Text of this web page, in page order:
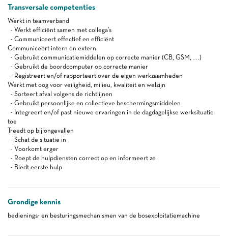
Transversale competenties
Werkt in teamverband
- Werkt efficiënt samen met collega's
- Communiceert effectief en efficiënt
Communiceert intern en extern
- Gebruikt communicatiemiddelen op correcte manier (CB, GSM, …)
- Gebruikt de boordcomputer op correcte manier
- Registreert en/of rapporteert over de eigen werkzaamheden
Werkt met oog voor veiligheid, milieu, kwaliteit en welzijn
- Sorteert afval volgens de richtlijnen
- Gebruikt persoonlijke en collectieve beschermingsmiddelen
- Integreert en/of past nieuwe ervaringen in de dagdagelijkse werksituatie
toe
Treedt op bij ongevallen
- Schat de situatie in
- Voorkomt erger
- Roept de hulpdiensten correct op en informeert ze
- Biedt eerste hulp
Grondige kennis
bedienings- en besturingsmechanismen van de bosexploitatiemachine